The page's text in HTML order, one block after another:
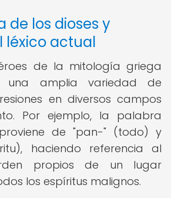
de los dioses y
léxico actual
de la mitología griega
una amplia variedad de
en diversos campos
Por ejemplo, la palabra
de "pan-" (todo) y
haciendo referencia al
propios de un lugar
los espíritus malignos.